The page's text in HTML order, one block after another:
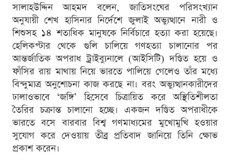
সালাহউদ্দিন আহমদ বলেন, জাতিসংঘের পরিসংখ্যান
অনুযায়ী শেখ হাসিনার নির্দেশে জুলাই অভ্যুত্থানে নারী ও
শিশুসহ ১৪ শতাধিক মানুষকে নির্বিচারে হত্যা করা হয়েছে।
হেলিকপ্টার থেকে গুলি চালিয়ে গণহত্যা চালানোর পর
আন্তর্জাতিক অপরাধ ট্রাইব্যুনালে (আইসিটি) দণ্ডিত হয়ে ও
ফাঁসির রায় মাথায় নিয়ে ভারতে পালিয়ে গেলেও তাঁর মধ্যে
বিন্দুমাত্র অনুশোচনা কাজ করছে না। বরং অভ্যুত্থানকারীদের
ঢালাওভাবে ‘জঙ্গি’ হিসেবে চিত্রায়িত করে অস্থিতিশীলতা
তৈরির চক্রান্ত চালানো হচ্ছে। একজন দণ্ডিত অপরাধীকে
ভারতে বসে বারবার বিশ্ব গণমাধ্যমের মুখোমুখি হওয়ার
সুযোগ করে দেওয়ায় তীব্র প্রতিবাদ জানিয়ে তিনি ক্ষোভ
প্রকাশ করেন।